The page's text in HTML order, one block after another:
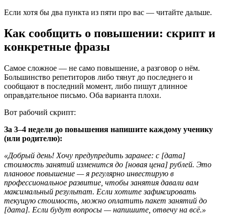
Если хотя бы два пункта из пяти про вас — читайте дальше.
Как сообщить о повышении: скрипт и
конкретные фразы
Самое сложное — не само повышение, а разговор о нём.
Большинство репетиторов либо тянут до последнего и
сообщают в последний момент, либо пишут длинное
оправдательное письмо. Оба варианта плохи.
Вот рабочий скрипт:
За 3–4 недели до повышения напишите каждому ученику
(или родителю):
«Добрый день! Хочу предупредить заранее: с [дата]
стоимость занятий изменится до [новая цена] рублей. Это
плановое повышение — я регулярно инвестирую в
профессиональное развитие, чтобы занятия давали вам
максимальный результат. Если хотите зафиксировать
текущую стоимость, можно оплатить пакет занятий до
[дата]. Если будут вопросы — напишите, отвечу на всё.»